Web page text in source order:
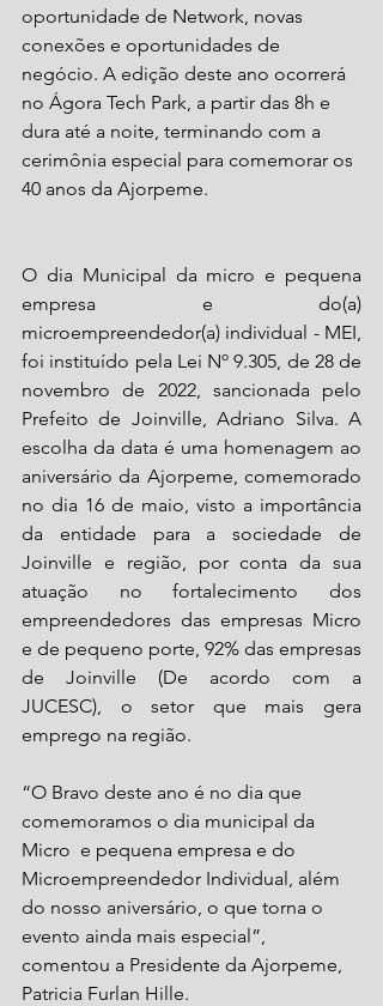
oportunidade de Network, novas
conexões e oportunidades de
negócio. A edição deste ano ocorrerá
no Ágora Tech Park, a partir das 8h e
dura até a noite, terminando com a
cerimônia especial para comemorar os
40 anos da Ajorpeme.
O dia Municipal da micro e pequena
empresa e do(a)
microempreendedor(a) individual - MEI,
foi instituído pela Lei Nº 9.305, de 28 de
novembro de 2022, sancionada pelo
Prefeito de Joinville, Adriano Silva. A
escolha da data é uma homenagem ao
aniversário da Ajorpeme, comemorado
no dia 16 de maio, visto a importância
da entidade para a sociedade de
Joinville e região, por conta da sua
atuação no fortalecimento dos
empreendedores das empresas Micro
e de pequeno porte, 92% das empresas
de Joinville (De acordo com a
JUCESC), o setor que mais gera
emprego na região.
“O Bravo deste ano é no dia que
comemoramos o dia municipal da
Micro  e pequena empresa e do
Microempreendedor Individual, além
do nosso aniversário, o que torna o
evento ainda mais especial”,
comentou a Presidente da Ajorpeme,
Patricia Furlan Hille.